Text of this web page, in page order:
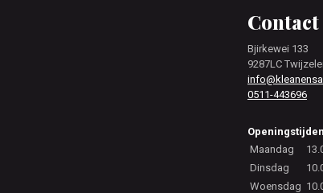
Contact
Bjirkewei 133
9287LC
0511-443696
Openingstijden
Maandag
Dinsdag
Woensdag